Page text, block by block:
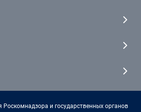
Роскомнадзора и государственных органов